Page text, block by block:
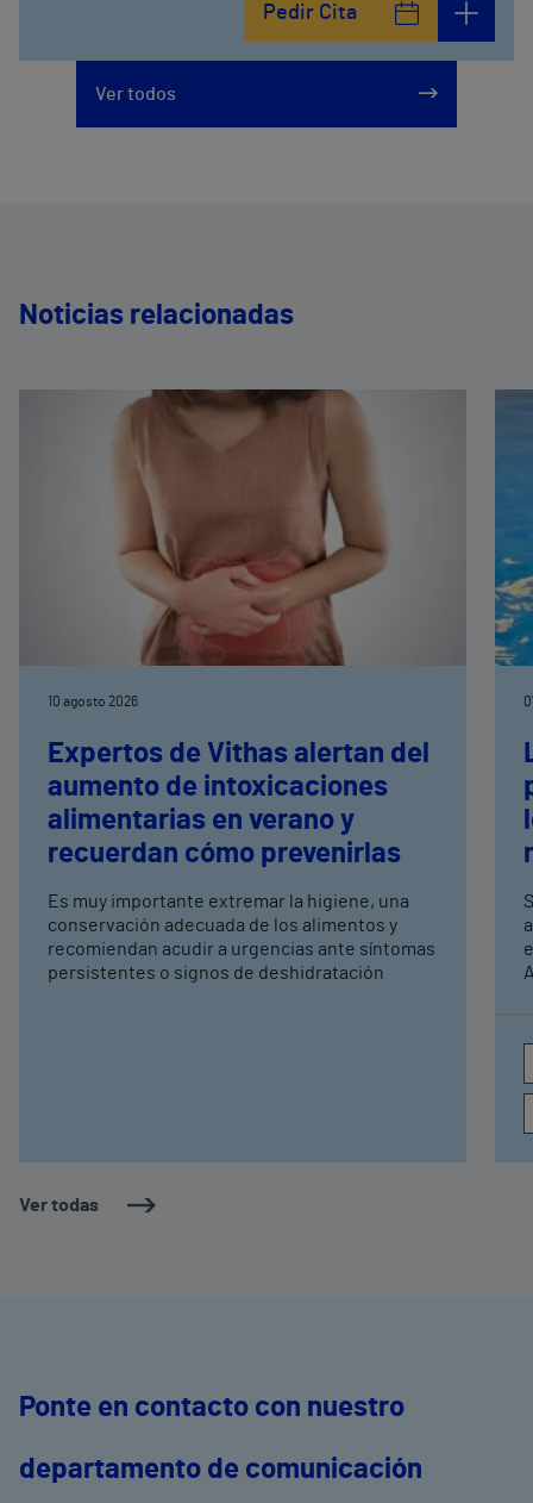
Pedir Cita
Ver todos
Noticias relacionadas
Ver todas
10 agosto 2026
Expertos de Vithas alertan del
aumento de intoxicaciones
alimentarias en verano y
recuerdan cómo prevenirlas
Es muy importante extremar la higiene, una
conservación adecuada de los alimentos y
recomiendan acudir a urgencias ante síntomas
persistentes o signos de deshidratación
Ponte en contacto con nuestro
departamento de comunicación